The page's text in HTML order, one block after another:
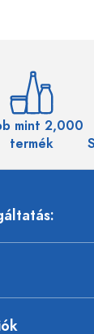
mint 2,000
termék